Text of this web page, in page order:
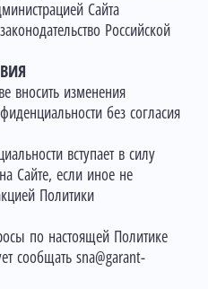
Сайта
Российской
вносить изменения
без согласия
вступает в силу
Сайте, если иное не
Политики
по настоящей Политике
сообщать sna@garant-